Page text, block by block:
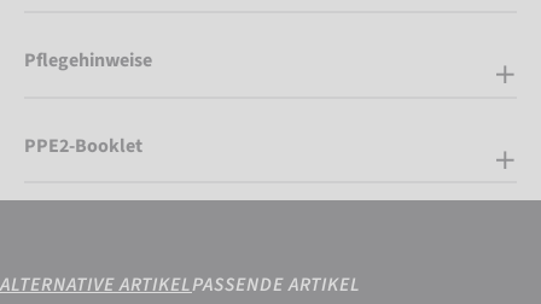
Pflegehinweise
PPE2-Booklet
ALTERNATIVE ARTIKELPASSENDE ARTIKEL